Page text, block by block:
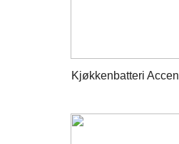
Kjøkkenbatteri